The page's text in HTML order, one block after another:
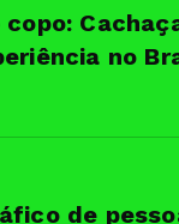
copo:
no
de